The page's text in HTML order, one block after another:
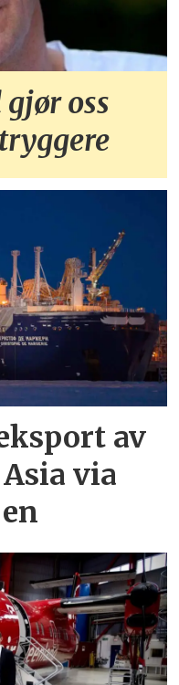
oss
av
via